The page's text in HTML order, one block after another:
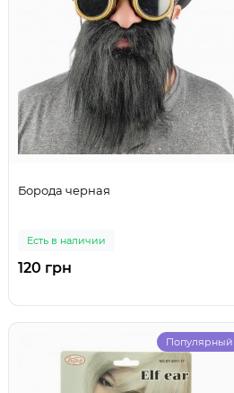
Борода черная
Есть в наличии
120 грн
Популярный